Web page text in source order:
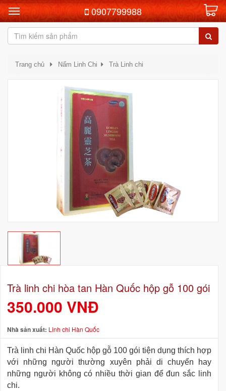
0907799988
Trang chủ Nấm Linh Chi Trà Linh chi
Trà linh chi hòa tan Hàn Quốc hộp gỗ 100 gói
350.000 VNĐ
Nhà sản xuất: Linh chi Hàn Quốc
Trà linh chi Hàn Quốc hộp gỗ 100 gói tiện dụng thích hợp
với những người thường xuyên phải di chuyển hay
những người không có nhiều thời gian để đun sắc linh
chi.